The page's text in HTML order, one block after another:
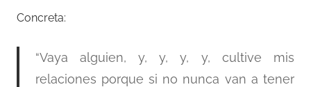
Concreta:
“Vaya alguien, y, y, y, y, cultive mis
relaciones porque si no nunca van a tener